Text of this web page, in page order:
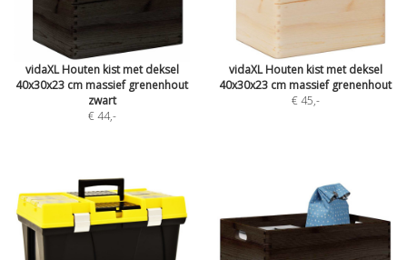
vidaXL Houten kist met deksel
40x30x23 cm massief grenenhout
zwart
€ 44,-
vidaXL Houten kist met deksel
40x30x23 cm massief grenenhout
€ 45,-